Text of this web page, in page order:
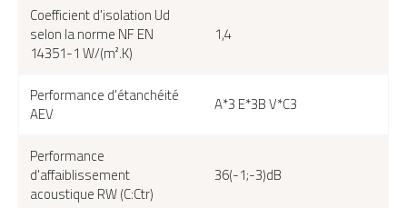
Coefficient d'isolation Ud
selon la norme NF EN
14351-1 W/(m².K)
1,4
Performance d'étanchéité
AEV
A*3 E*3B V*C3
Performance
d'affaiblissement
acoustique RW (C:Ctr)
36(-1;-3)dB